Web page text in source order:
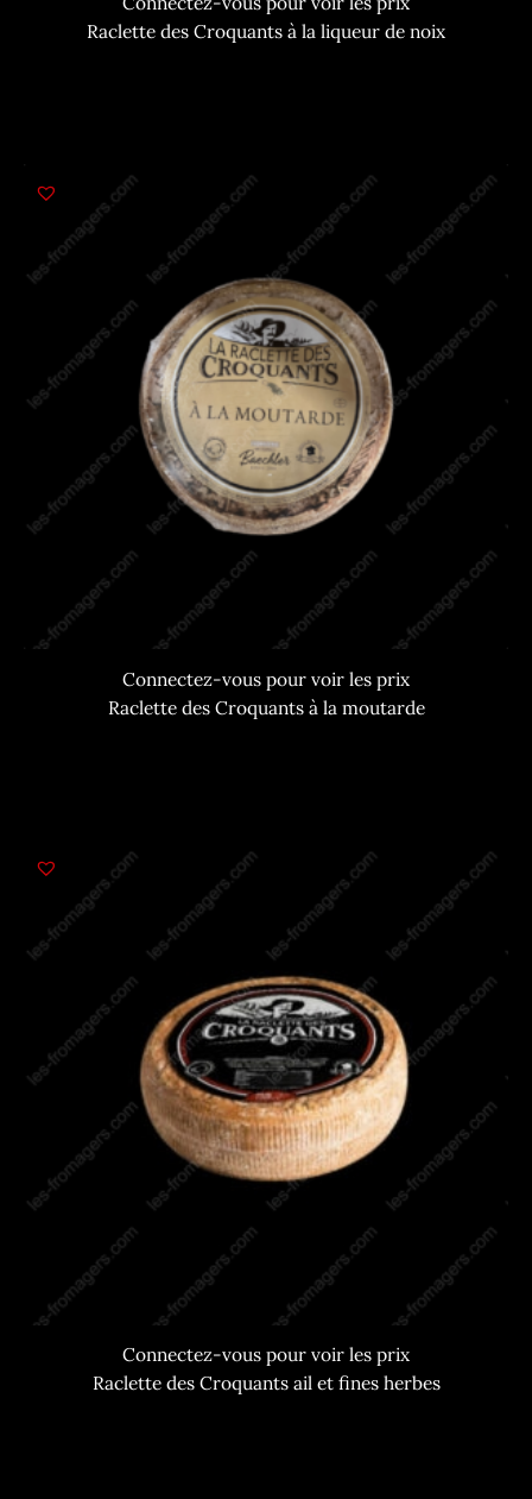
Raclette des Croquants à la liqueur de noix
Connectez-vous pour voir les prix
Raclette des Croquants à la moutarde
Connectez-vous pour voir les prix
Raclette des Croquants ail et fines herbes